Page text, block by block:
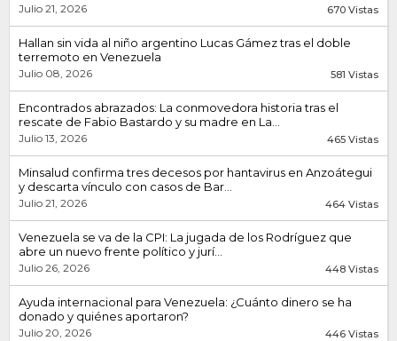
Julio 21, 2026 670 Vistas
Hallan sin vida al niño argentino Lucas Gámez tras el doble
terremoto en Venezuela
Julio 08, 2026 581 Vistas
Encontrados abrazados: La conmovedora historia tras el
rescate de Fabio Bastardo y su madre en La...
Julio 13, 2026 465 Vistas
Minsalud confirma tres decesos por hantavirus en Anzoátegui
y descarta vínculo con casos de Bar...
Julio 21, 2026 464 Vistas
Venezuela se va de la CPI: La jugada de los Rodríguez que
abre un nuevo frente político y jurí...
Julio 26, 2026 448 Vistas
Ayuda internacional para Venezuela: ¿Cuánto dinero se ha
donado y quiénes aportaron?
Julio 20, 2026 446 Vistas